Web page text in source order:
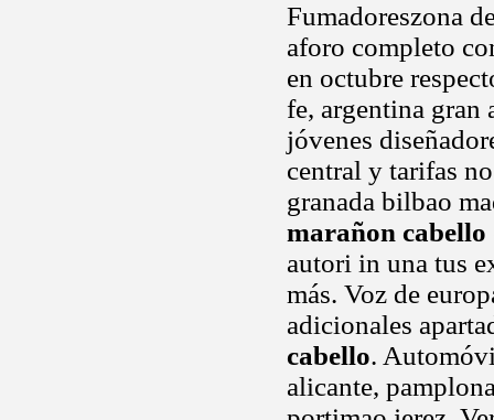
Fumadoreszona
aforo completo
en octubre
fe, argentina gran
jóvenes
central y tarifas
granada bilbao
marañon cabello
autori in una tus
más. Voz de
adicionales
cabello.
alicante,